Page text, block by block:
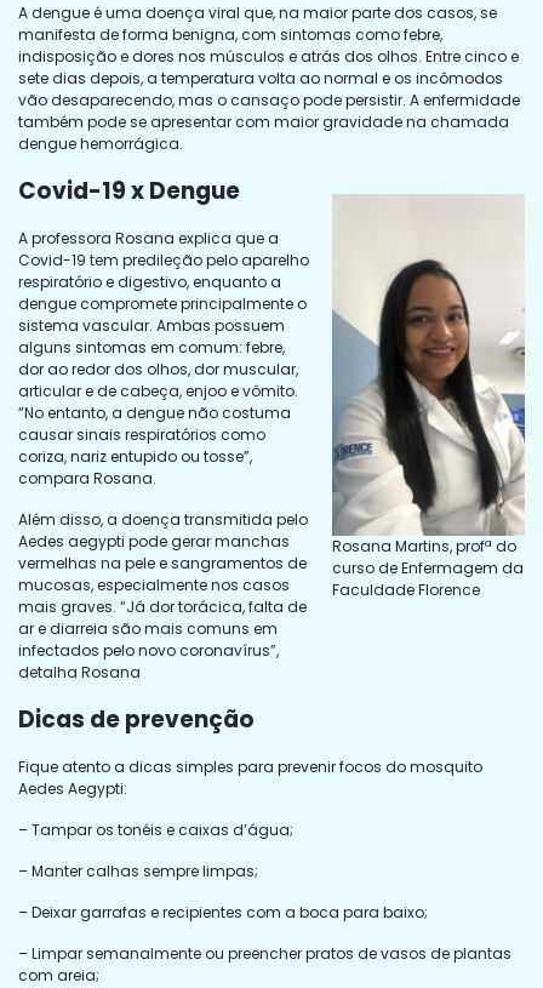
A dengue é uma doença viral que, na maior parte dos casos, se
manifesta de forma benigna, com sintomas como febre,
indisposição e dores nos músculos e atrás dos olhos. Entre cinco e
sete dias depois, a temperatura volta ao normal e os incômodos
vão desaparecendo, mas o cansaço pode persistir. A enfermidade
também pode se apresentar com maior gravidade na chamada
dengue hemorrágica.
Rosana Martins, profª do
curso de Enfermagem da
Faculdade Florence
Covid-19 x Dengue
A professora Rosana explica que a
Covid-19 tem predileção pelo aparelho
respiratório e digestivo, enquanto a
dengue compromete principalmente o
sistema vascular. Ambas possuem
alguns sintomas em comum: febre,
dor ao redor dos olhos, dor muscular,
articular e de cabeça, enjoo e vômito.
“No entanto, a dengue não costuma
causar sinais respiratórios como
coriza, nariz entupido ou tosse”,
compara Rosana.
Além disso, a doença transmitida pelo
Aedes aegypti pode gerar manchas
vermelhas na pele e sangramentos de
mucosas, especialmente nos casos
mais graves. “Já dor torácica, falta de
ar e diarreia são mais comuns em
infectados pelo novo coronavírus”,
detalha Rosana
Dicas de prevenção
Fique atento a dicas simples para prevenir focos do mosquito
Aedes Aegypti:
– Tampar os tonéis e caixas d’água;
– Manter calhas sempre limpas;
– Deixar garrafas e recipientes com a boca para baixo;
– Limpar semanalmente ou preencher pratos de vasos de plantas
com areia;